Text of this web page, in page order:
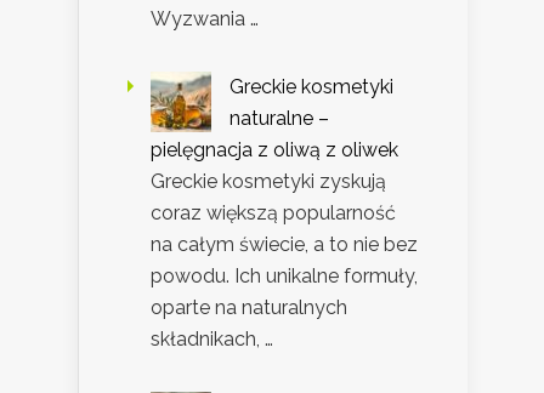
Wyzwania …
Greckie kosmetyki
naturalne –
pielęgnacja z oliwą z oliwek
Greckie kosmetyki zyskują
coraz większą popularność
na całym świecie, a to nie bez
powodu. Ich unikalne formuły,
oparte na naturalnych
składnikach, …